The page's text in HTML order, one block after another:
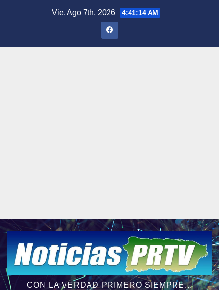
Vie. Ago 7th, 2026 4:41:15 AM
CON LA VERDAD PRIMERO SIEMPRE...